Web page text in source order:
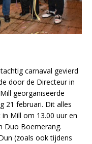
carnaval gevierd
door de Directeur in
georganiseerde
21 februari. Dit alles
Mill om 13.00 uur en
Duo Boemerang.
(zoals ook tijdens